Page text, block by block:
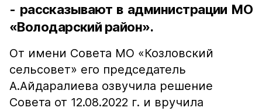
- рассказывают в администрации МО
«Володарский район».
От имени Совета МО «Козловский
сельсовет» его председатель
А.Айдаралиева озвучила решение
Совета от 12.08.2022 г. и вручила